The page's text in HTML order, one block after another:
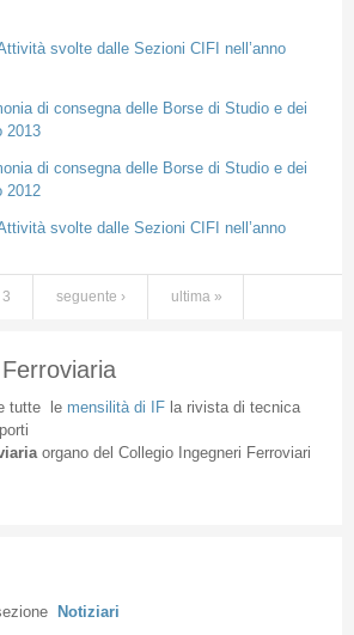
svolte dalle Sezioni CIFI nell’anno
di consegna delle Borse di Studio e dei
2013
di consegna delle Borse di Studio e dei
2012
svolte dalle Sezioni CIFI nell’anno
3 seguente › ultima »
tuttele mensilità di IFla rivista di tecnica
organodel Collegio Ingegneri Ferroviari
Notiziari